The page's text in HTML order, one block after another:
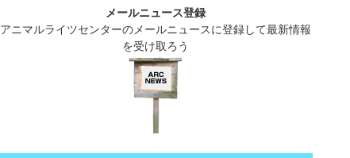
メールニュース登録
アニマルライツセンターのメールニュースに登録して最新情報
を受け取ろう